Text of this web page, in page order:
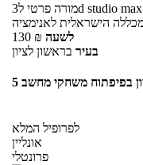
מורה פרטיל3d studio max
130 ₪ לשעה
בעיר בראשון לציון
לפרופיל המלא
אונליין
פרונטלי